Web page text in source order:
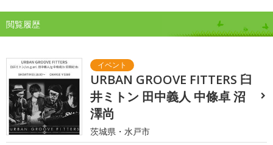
閲覧履歴
URBAN GROOVE FITTERS 臼
井ミトン 田中義人 中條卓 沼
澤尚
茨城県・水戸市